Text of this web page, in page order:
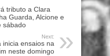
tributo a Clara
Guarda, Alcione e
sábado
Next:
inicia ensaios na
neste domingo